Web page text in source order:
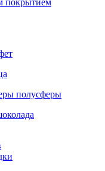
покрытием
полусферы